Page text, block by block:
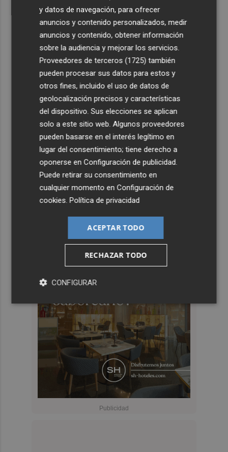
y datos de navegación, para ofrecer
anuncios y contenido personalizados, medir
anuncios y contenido, obtener información
sobre la audiencia y mejorar los servicios.
Proveedores de terceros (1725) también
pueden procesar sus datos para estos y
otros fines, incluido el uso de datos de
geolocalización precisos y características
del dispositivo. Sus elecciones se aplican
solo a este sitio web. Algunos proveedores
pueden basarse en el interés legítimo en
lugar del consentimiento; tiene derecho a
oponerse enConfiguración de publicidad
Puede retirar su consentimiento en
cualquier momento enConfiguración de
cookies .Política de privacidad
ACEPTAR TODO
RECHAZAR TODO
CONFIGURAR